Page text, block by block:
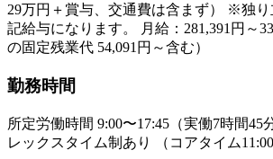
29万円＋賞与、交通費は含まず） ※独
記給与になります。 月給：281,391円～
の固定残業代 54,091円～含む）
勤務時間
所定労働時間 9:00〜17:45（実働7時間45
レックスタイム制あり （コアタイム11:00